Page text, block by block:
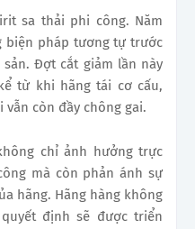
sa thải phi công. Năm
biện pháp tương tự trước
Đợt cắt giảm lần này
từ khi hãng tái cơ cấu,
còn đầy chông gai.
chỉ ảnh hưởng trực
mà còn phản ánh sự
hãng. Hãng hàng không
định sẽ được triển